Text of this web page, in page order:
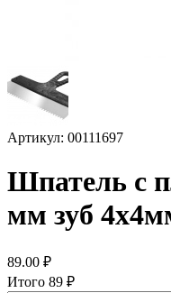
Артикул: 00111697
Шпатель с
мм зуб
89.00 ₽
Итого 89 ₽